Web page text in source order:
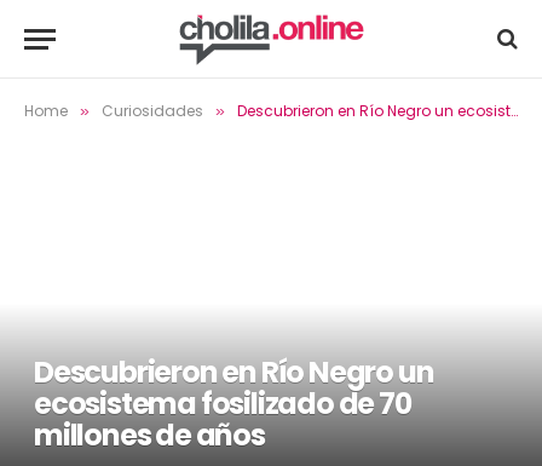
Home » Curiosidades » Descubrieron en Río Negro un ecosistema fosilizado de 70 millones de años
Descubrieron en Río Negro un
ecosistema fosilizado de 70
millones de años